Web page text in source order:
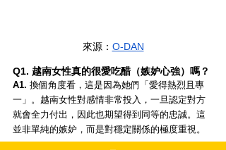
來源： O-DAN
Q1. 越南女性真的很愛吃醋（嫉妒心強）嗎？
A1. 換個角度看，這是因為她們「愛得熱烈且專
一」。越南女性對感情非常投入，一旦認定對方
就會全力付出，因此也期望得到同等的忠誠。這
並非單純的嫉妒，而是對穩定關係的極度重視。